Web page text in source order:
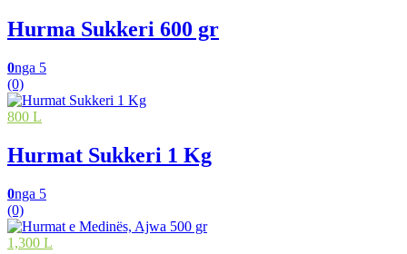
Hurma Sukkeri 600 gr
0nga 5
(0)
800 L
Hurmat Sukkeri 1 Kg
0nga 5
(0)
1,300 L